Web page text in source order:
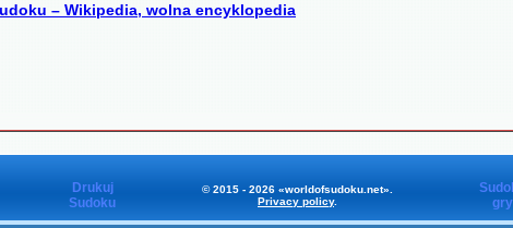
– Wikipedia, wolna encyklopedia
Drukuj
Sudoku
© 2015 - 2026 «worldofsudoku.net».
Privacy policy.
gry